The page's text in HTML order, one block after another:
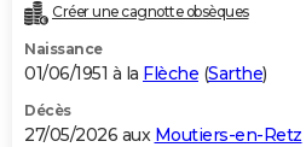
Créer une cagnotte obsèques
Naissance
01/06/1951 à la Flèche (Sarthe)
Décès
27/05/2026 aux Moutiers-en-Retz